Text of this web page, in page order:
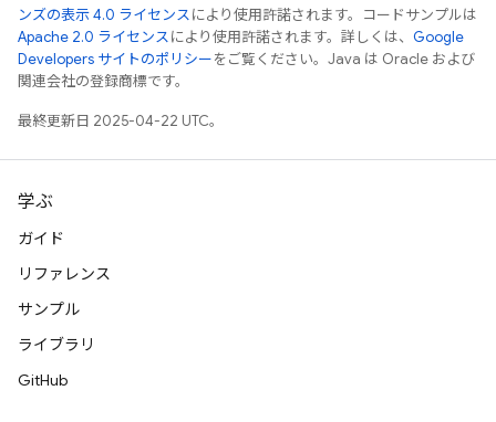
ンズの表示 4.0 ライセンスにより使用許諾されます。コードサンプルは
Apache 2.0 ライセンスにより使用許諾されます。詳しくは、 Google
Developers サイトのポリシーをご覧ください。Java は Oracle および
関連会社の登録商標です。
最終更新日 2025-04-22 UTC。
学ぶ
ガイド
リファレンス
サンプル
ライブラリ
GitHub